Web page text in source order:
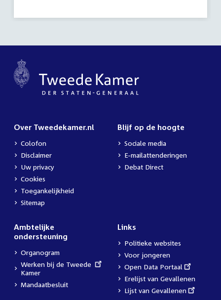
Over Tweedekamer.nl
Colofon
Disclaimer
Uw privacy
Cookies
Toegankelijkheid
Sitemap
Blijf op de hoogte
Sociale media
E-mailattenderingen
Debat Direct
Ambtelijke
ondersteuning
Organogram
External
link:
Werken bij de Tweede
Kamer
Mandaatbesluit
Links
Politieke websites
Voor jongeren
External
link:
Open Data Portaal
Erelijst van Gevallenen
External
Lijst van Gevallenen